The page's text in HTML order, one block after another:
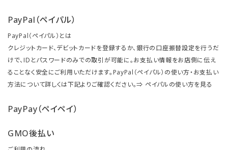
PayPal（ペイパル）
PayPal（ペイパル）とは
クレジットカード、デビットカードを登録するか、銀行の口座振替設定を行うだ
けで、IDとパスワードのみでの取引が可能に。お支払い情報をお店側に伝え
ることなく安全にご利用いただけます。PayPal（ペイパル）の使い方・お支払い
方法について詳しくは下記よりご確認ください。⇒ ペイパルの使い方を見る
PayPay（ペイペイ）
GMO後払い